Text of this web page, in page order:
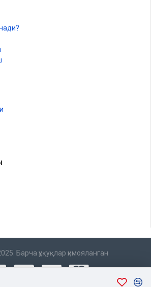
Барча ҳуқуқлар ҳимояланган